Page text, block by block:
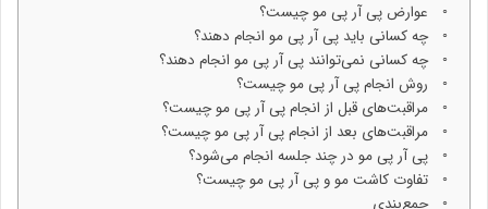
عوارض پی آر پی مو چیست؟
چه کسانی باید پی آر پی مو انجام دهند؟
چه کسانی نمی‌توانند پی آر پی مو انجام دهند؟
روش انجام پی آر پی مو چیست؟
مراقبت‌های قبل از انجام پی آر پی مو چیست؟
مراقبت‌های بعد از انجام پی آر پی مو چیست؟
پی آر پی مو در چند جلسه انجام می‌شود؟
تفاوت کاشت مو و پی آر پی مو چیست؟
جمع‌بندی